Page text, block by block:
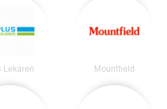
Lekáreň Mountfield